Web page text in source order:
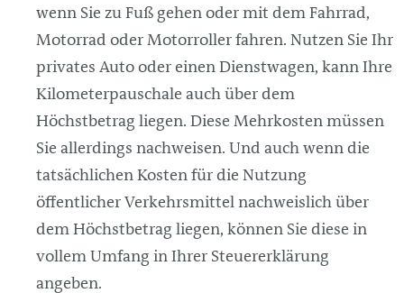
wenn Sie zu Fuß gehen oder mit dem Fahrrad,
Motorrad oder Motorroller fahren. Nutzen Sie Ihr
privates Auto oder einen Dienstwagen, kann Ihre
Kilometerpauschale auch über dem
Höchstbetrag liegen. Diese Mehrkosten müssen
Sie allerdings nachweisen. Und auch wenn die
tatsächlichen Kosten für die Nutzung
öffentlicher Verkehrsmittel nachweislich über
dem Höchstbetrag liegen, können Sie diese in
vollem Umfang in Ihrer Steuererklärung
angeben.